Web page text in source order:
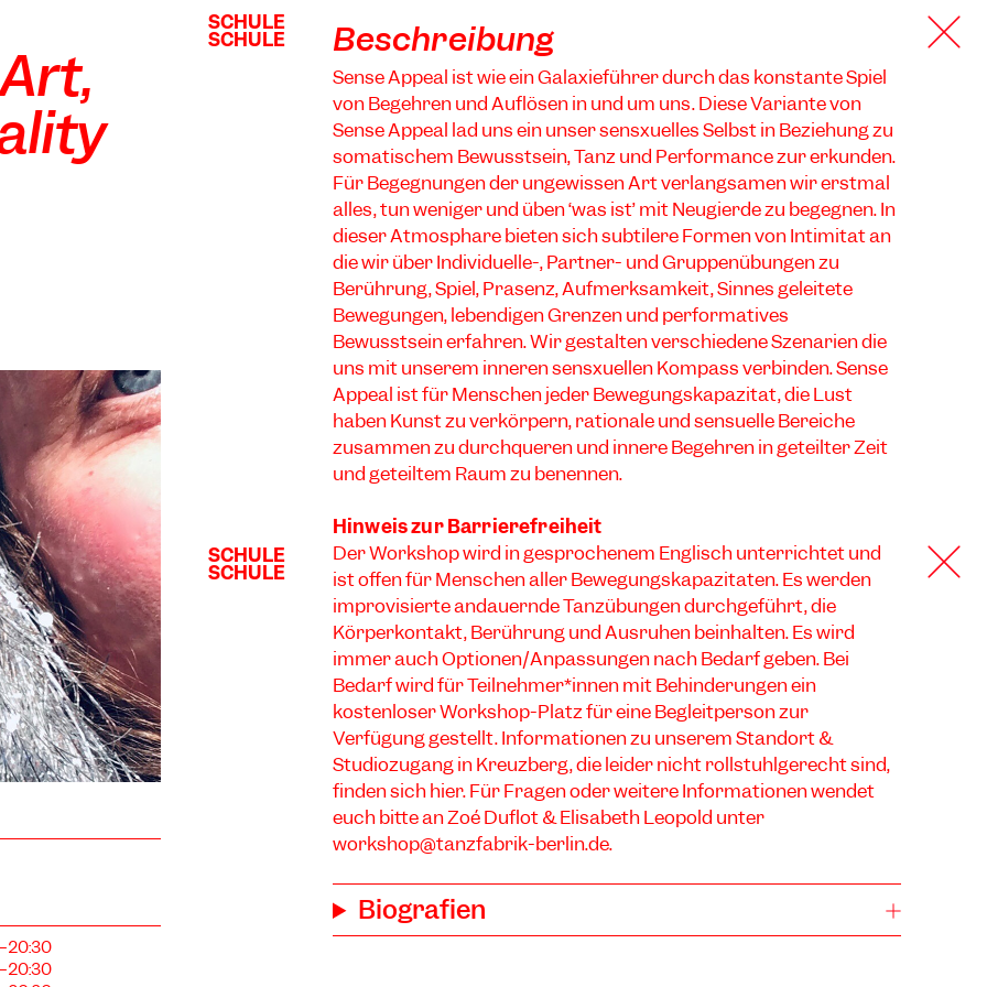
SCHULE
SCHULE
SCHULE
SCHULE Beschreibung
Sense Appeal ist wie ein Galaxieführer durch das konstante Spiel
von Begehren und Auflösen in und um uns. Diese Variante von
Sense Appeal läd uns ein unser sensxuelles Selbst in Beziehung zu
somatischem Bewusstsein, Tanz und Performance zur erkunden.
Für Begegnungen der ungewissen Art verlangsamen wir erstmal
alles, tun weniger und üben ‘was ist’ mit Neugierde zu begegnen. In
dieser Atmosphäre bieten sich subtilere Formen von Intimität an
die wir über Individuelle-, Partner- und Gruppenübungen zu
Berührung, Spiel, Präsenz, Aufmerksamkeit, Sinnes geleitete
Bewegungen, lebendigen Grenzen und performatives
Bewusstsein erfahren. Wir gestalten verschiedene Szenarien die
uns mit unserem inneren sensxuellen Kompass verbinden. Sense
Appeal ist für Menschen jeder Bewegungskapazität, die Lust
haben Kunst zu verkörpern, rationale und sensuelle Bereiche
zusammen zu durchqueren und innere Begehren in geteilter Zeit
und geteiltem Raum zu benennen.
Hinweis zur Barrierefreiheit
Der Workshop wird in gesprochenem Englisch unterrichtet und
ist offen für Menschen aller Bewegungskapazitäten. Es werden
improvisierte andauernde Tanzübungen durchgeführt, die
Körperkontakt, Berührung und Ausruhen beinhalten. Es wird
immer auch Optionen/Anpassungen nach Bedarf geben. Bei
Bedarf wird für Teilnehmer*innen mit Behinderungen ein
kostenloser Workshop-Platz für eine Begleitperson zur
Verfügung gestellt. Informationen zu unserem Standort &
Studiozugang in Kreuzberg, die leider nicht rollstuhlgerecht sind,
finden sichhier. Für Fragen oder weitere Informationen wendet
euch bitte an Zoé Duflot & Elisabeth Leopold unter
workshop@tanzfabrik-berlin.de.
Biografien